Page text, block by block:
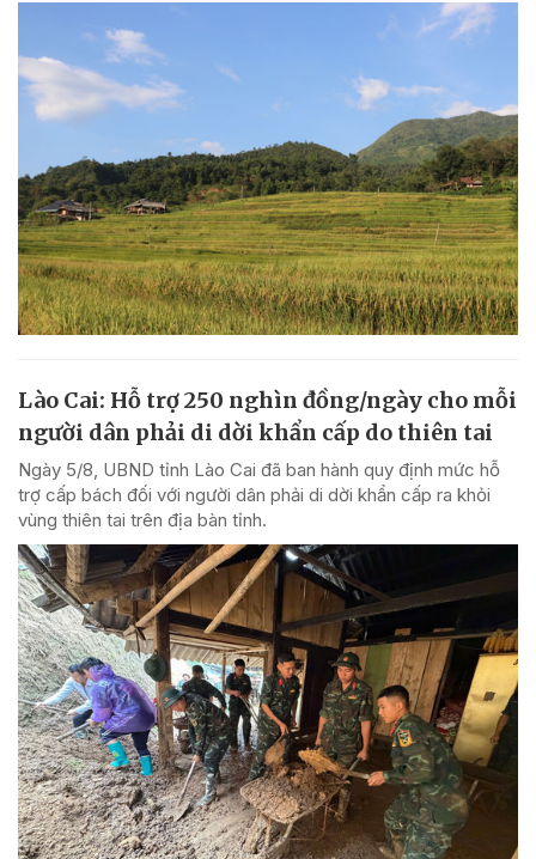
Lào Cai: Hỗ trợ 250 nghìn đồng/ngày cho mỗi
người dân phải di dời khẩn cấp do thiên tai
Ngày 5/8, UBND tỉnh Lào Cai đã ban hành quy định mức hỗ
trợ cấp bách đối với người dân phải di dời khẩn cấp ra khỏi
vùng thiên tai trên địa bàn tỉnh.